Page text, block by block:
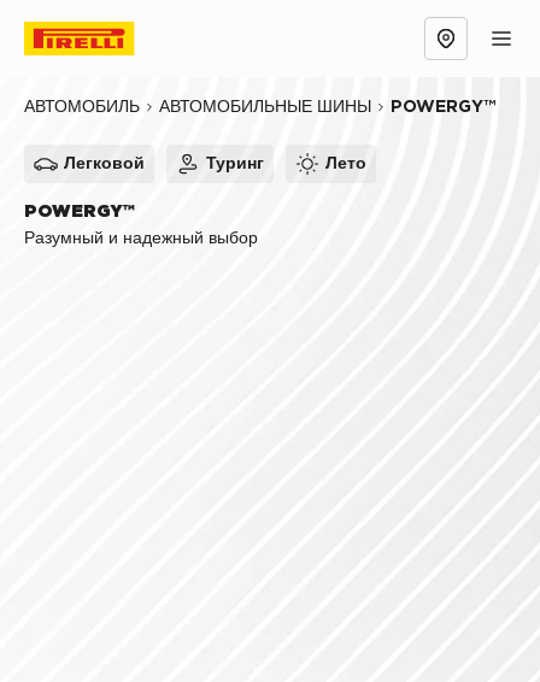
АВТОМОБИЛЬ АВТОМОБИЛЬНЫЕ ШИНЫ POWERGY™
Легковой Туринг Лето
POWERGY™
Разумный и надежный выбор